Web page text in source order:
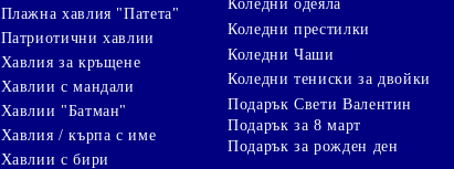
Плажна хавлия "Патета"
Патриотични хавлии
Хавлия за кръщене
Хавлии с мандали
Хавлии "Батман"
Хавлия / кърпа с име
Хавлии с бири
Коледни одеяла
Коледни престилки
Коледни Чаши
Коледни тениски за двойки
Подарък Свети Валентин
Подарък за 8 март
Подарък за рожден ден